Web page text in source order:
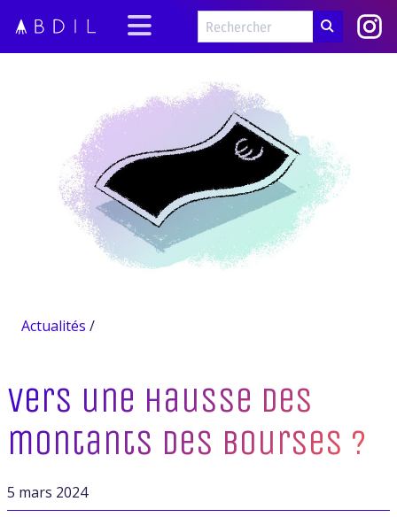
Actualités /
Vers une hausse des
montants des bourses ?
5 mars 2024